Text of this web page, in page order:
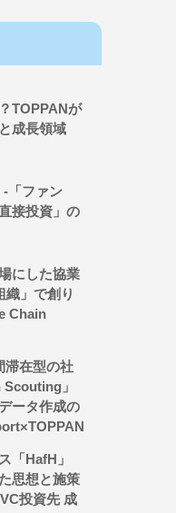
TOPPANが
成長領域
「ファン
接投資」の
にした協業
織」で創り
Chain
滞在型の社
」
ータ作成の
「HafH」
思想と施策
投資先 成